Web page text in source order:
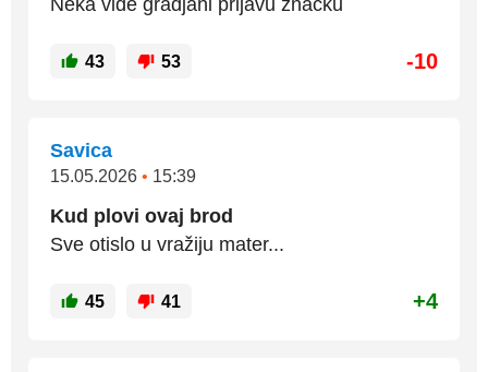
Neka vide gradjani prljavu znacku
43 53 -10
Savica
15.05.2026 • 15:39
Kud plovi ovaj brod
Sve otislo u vražiju mater...
45 41 +4